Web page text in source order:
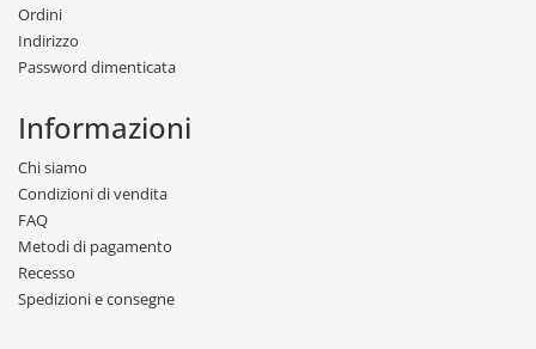
Ordini
Indirizzo
Password dimenticata
Informazioni
Chi siamo
Condizioni di vendita
FAQ
Metodi di pagamento
Recesso
Spedizioni e consegne